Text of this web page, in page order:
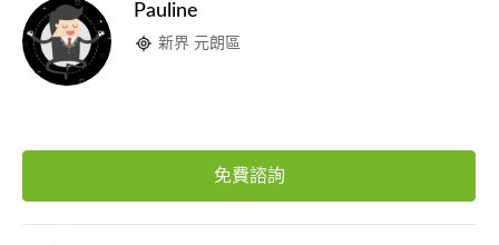
Pauline
新界 元朗區
免費諮詢